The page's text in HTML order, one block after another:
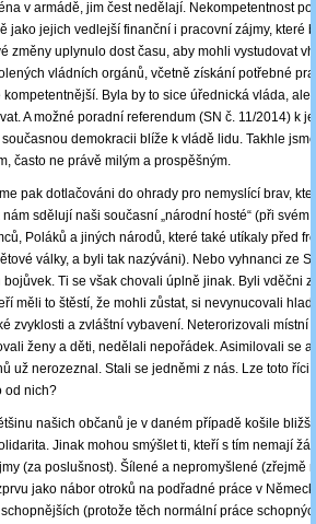
v armádě, jim čest nedělají. Nekompetentnost
jako jejich vedlejší finanční i pracovní zájmy, které
změny uplynulo dost času, aby mohli vystudovat
vládních orgánů, včetně získání potřebné
Byla by to sice úřednická vláda, ale
A možné poradní referendum (SN č. 11/2014) k
demokracii blíže k vládě lidu. Takhle
často ne právě milým a prospěšným.
pak dotlačováni do ohrady pro nemyslící brav,
sdělují naši současní „národní hosté“ (při svém
Poláků a jiných národů, které také utíkaly před
války, a byli tak nazýváni). Nebo vyhnanci ze
Ti se však chovali úplně jinak. Byli vděčni
měli to štěstí, že mohli zůstat, si nevynucovali
zvyklosti a zvláštní vybavení. Neterorizovali místní
ženy a děti, nedělali nepořádek. Asimilovali se a
už nerozeznal. Stali se jedněmi z nás. Lze toto říci
od nich?
našich občanů je v daném případě košile
Jinak mohou smýšlet ti, kteří s tím nemají
(za poslušnost). Šílené a nepromyšlené (zřejmě
jako nábor otroků na podřadné práce v
(protože těch normální práce